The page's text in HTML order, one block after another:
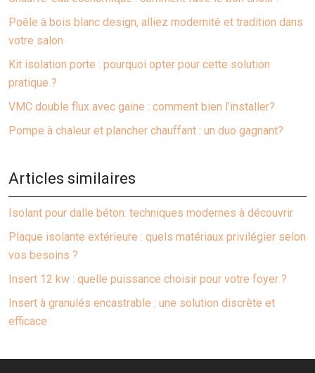
Poêle à bois blanc design, alliez modernité et tradition dans
votre salon
Kit isolation porte : pourquoi opter pour cette solution
pratique ?
VMC double flux avec gaine : comment bien l’installer?
Pompe à chaleur et plancher chauffant : un duo gagnant?
Articles similaires
Isolant pour dalle béton: techniques modernes à découvrir
Plaque isolante extérieure : quels matériaux privilégier selon
vos besoins ?
Insert 12 kw : quelle puissance choisir pour votre foyer ?
Insert à granulés encastrable : une solution discrète et
efficace